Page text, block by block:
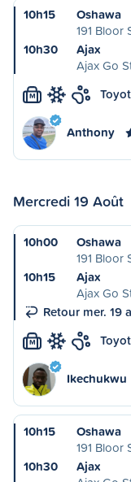
10h15
Oshawa
191 Bloor
10h30
Ajax
Ajax Go
M
Anthony
Mercredi 19 Août
10h00
Oshawa
191 Bloor
10h15
Ajax
Ajax Go
Retour mer. 19
M
Ikechukwu
10h15
Oshawa
191 Bloor
10h30
Ajax